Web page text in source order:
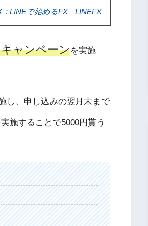
：LINEで始めるFX LINEFX
ャンペーンを実施
し、申し込みの翌月末まで
実施することで5000円貰う